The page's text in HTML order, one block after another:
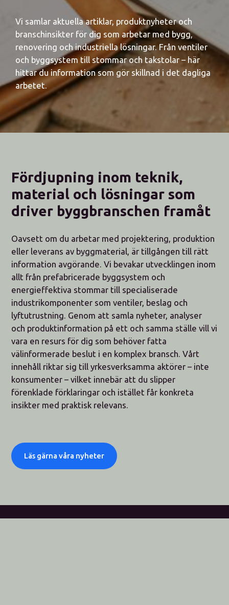
Vi samlar aktuella artiklar, produktnyheter och
branschinsikter för dig som arbetar med bygg,
renovering och industriella lösningar. Från ventiler
och byggsystem till stommar och takstolar – här
hittar du information som gör skillnad i det dagliga
arbetet.
Fördjupning inom teknik,
material och lösningar som
driver byggbranschen framåt
Oavsett om du arbetar med projektering, produktion
eller leverans av byggmaterial, är tillgången till rätt
information avgörande. Vi bevakar utvecklingen inom
allt från prefabricerade byggsystem och
energieffektiva stommar till specialiserade
industrikomponenter som ventiler, beslag och
lyftutrustning. Genom att samla nyheter, analyser
och produktinformation på ett och samma ställe vill vi
vara en resurs för dig som behöver fatta
välinformerade beslut i en komplex bransch. Vårt
innehåll riktar sig till yrkesverksamma aktörer – inte
konsumenter – vilket innebär att du slipper
förenklade förklaringar och istället får konkreta
insikter med praktisk relevans.
Läs gärna våra nyheter